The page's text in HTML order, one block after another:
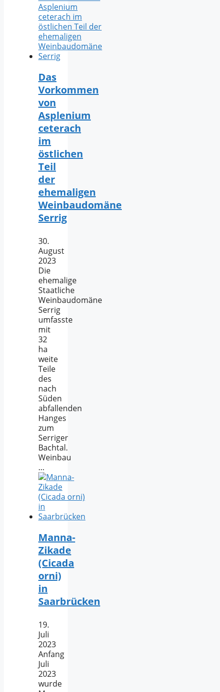
Das
Vorkommen
von
Asplenium
ceterach
im
östlichen
Teil
der
ehemaligen
Weinbaudomäne
Serrig
30.
August
2023
Die
ehemalige
Staatliche
Weinbaudomäne
Serrig
umfasste
mit
32
ha
weite
Teile
des
nach
Süden
abfallenden
Hanges
zum
Serriger
Bachtal.
Weinbau
…
Manna-
Zikade
(Cicada
orni)
in
Saarbrücken
19.
Juli
2023
Anfang
Juli
2023
wurde